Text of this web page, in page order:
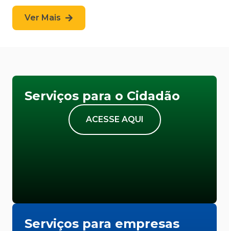
Ver Mais
Serviços para o Cidadão
ACESSE AQUI
Serviços para empresas